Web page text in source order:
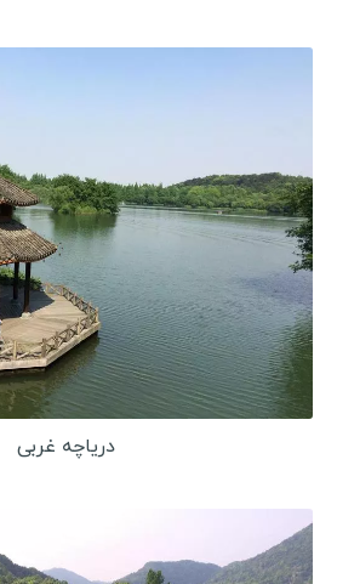
دریاچه غربی